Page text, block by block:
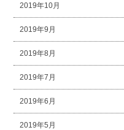
2019年10月
2019年9月
2019年8月
2019年7月
2019年6月
2019年5月